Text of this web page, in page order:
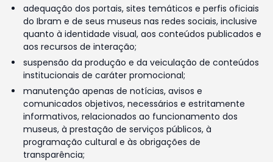
adequação dos portais, sites temáticos e perfis oficiais
do Ibram e de seus museus nas redes sociais, inclusive
quanto à identidade visual, aos conteúdos publicados e
aos recursos de interação;
suspensão da produção e da veiculação de conteúdos
institucionais de caráter promocional;
manutenção apenas de notícias, avisos e
comunicados objetivos, necessários e estritamente
informativos, relacionados ao funcionamento dos
museus, à prestação de serviços públicos, à
programação cultural e às obrigações de
transparência;